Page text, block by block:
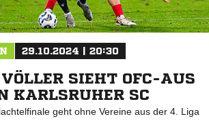
29.10.2024 | 20:30
SIEHT OFC-AUS
KARLSRUHER SC
geht ohne Vereine aus der 4. Liga